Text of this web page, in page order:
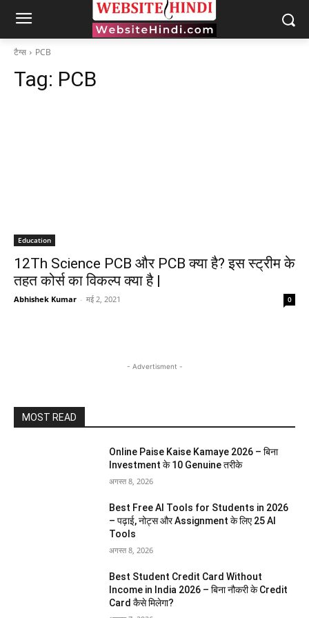
टैग्स PCB
Tag: PCB
Education
12Th Science PCB और PCB क्या है? इस स्ट्रीम के
तहत कोर्स का विकल्प क्या है |
Abhishek Kumar - मई 2, 2021 0
- Advertisment -
MOST READ
Online Paise Kaise Kamaye 2026 – बिना
Investment के 10 Genuine तरीके
अगस्त 8, 2026
Best Free AI Tools for Students in 2026
– पढ़ाई, नोट्स और Assignment के लिए 25 AI
Tools
अगस्त 8, 2026
Best Student Credit Card Without
Income in India 2026 – बिना नौकरी के Credit
Card कैसे मिलेगा?